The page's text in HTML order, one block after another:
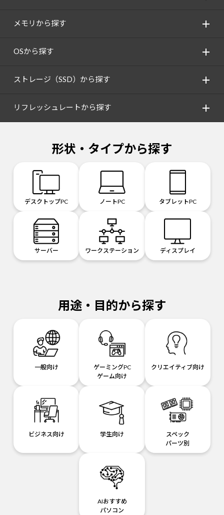
メモリから探す
OSから探す
ストレージ（SSD）から探す
リフレッシュレートから探す
形状・タイプから探す
デスクトップPC ノートPC タブレットPC
サーバー ワークステーション ディスプレイ
用途・目的から探す
一般向け
ゲーミングPC
ゲーム向け
クリエイティブ向け
ビジネス向け 学生向け
スペック
パーツ別
AIおすすめ
パソコン